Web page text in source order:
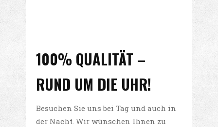
100% QUALITÄT –
RUND UM DIE UHR!
Besuchen Sie uns bei Tag und auch in
der Nacht. Wir wünschen Ihnen zu
LEISTUNGEN